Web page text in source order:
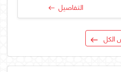
التفاصيل
الكل